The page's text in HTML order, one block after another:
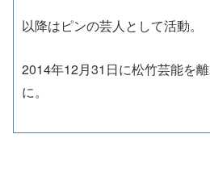
以降はピンの芸人として活動。
2014年12月31日に松竹芸能を
に。